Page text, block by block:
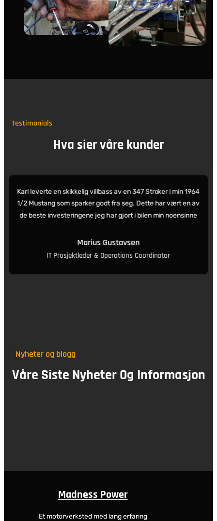
Testimonials
Hva sier våre kunder
Karl leverte en skikkelig villbass av en 347 Stroker i min 1964
1/2 Mustang som sparker godt fra seg. Dette har vært en av
de beste investeringene jeg har gjort i bilen min noensinne
Marius Gustavsen
IT Prosjektleder & Operations Coordinator
Nyheter og blogg
Våre Siste Nyheter Og Informasjon
Madness Power
Et motorverksted med lang erfaring